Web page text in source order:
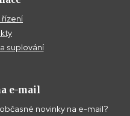
řízení
suplování
e-mail
novinky na e-mail?